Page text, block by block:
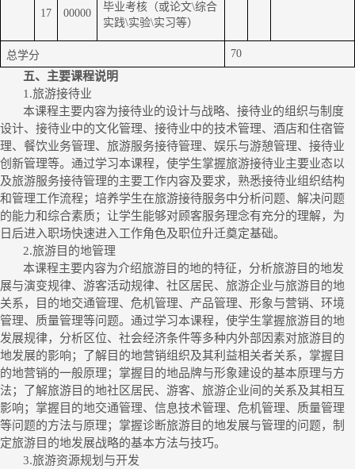
17 00000
毕业考核（或论文\综合
实践\实验\实习等）
总学分 70
五、主要课程说明
1.旅游接待业
本课程主要内容为接待业的设计与战略、接待业的组织与制度
设计、接待业中的文化管理、接待业中的技术管理、酒店和住宿管
理、餐饮业务管理、旅游服务接待管理、娱乐与游憩管理、接待业
创新管理等。通过学习本课程，使学生掌握旅游接待业主要业态以
及旅游服务接待管理的主要工作内容及要求，熟悉接待业组织结构
和管理工作流程；培养学生在旅游接待服务中分析问题、解决问题
的能力和综合素质；让学生能够对顾客服务理念有充分的理解，为
日后进入职场快速进入工作角色及职位升迁奠定基础。
2.旅游目的地管理
本课程主要内容为介绍旅游目的地的特征，分析旅游目的地发
展与演变规律、游客活动规律、社区居民、旅游企业与旅游目的地
关系，目的地交通管理、危机管理、产品管理、形象与营销、环境
管理、质量管理等问题。通过学习本课程，使学生掌握旅游目的地
发展规律，分析区位、社会经济条件等多种内外部因素对旅游目的
地发展的影响；了解目的地营销组织及其利益相关者关系，掌握目
的地营销的一般原理；掌握目的地品牌与形象建设的基本原理与方
法；了解旅游目的地社区居民、游客、旅游企业间的关系及其相互
影响；掌握目的地交通管理、信息技术管理、危机管理、质量管理
等问题的方法与原理；掌握诊断旅游目的地发展与管理的问题，制
定旅游目的地发展战略的基本方法与技巧。
3.旅游资源规划与开发